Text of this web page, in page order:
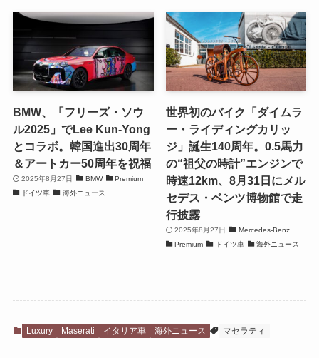
BMW、「フリーズ・ソウ
ル2025」でLee Kun-Yong
とコラボ。韓国進出30周年
＆アートカー50周年を祝福
2025年8月27日 BMW
Premium
ドイツ車
海外ニュース
世界初のバイク「ダイムラ
ー・ライディングカリッ
ジ」誕生140周年。0.5馬力
の“祖父の時計”エンジンで
時速12km、8月31日にメル
セデス・ベンツ博物館で走
行披露
2025年8月27日
Mercedes-Benz
Premium
ドイツ車 海外ニュース
Luxury Maserati イタリア車 海外ニュース マセラティ